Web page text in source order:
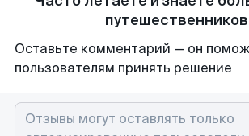
Оставьте комментарий — он
пользователям принять решение